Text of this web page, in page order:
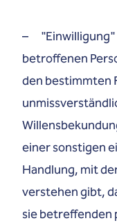
– "Einwilligung"
betroffenen
den bestimmten
einer sonstigen
Handlung, mit
verstehen gibt,
sie betreffenden